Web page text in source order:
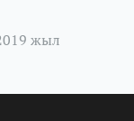
жыл